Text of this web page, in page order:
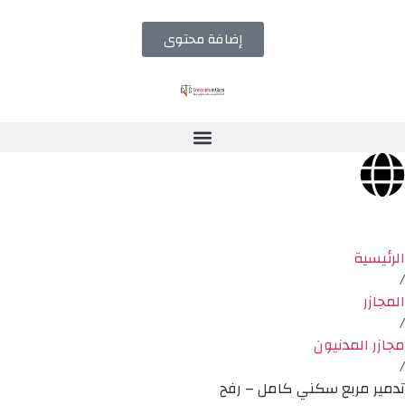
إضافة محتوى
الرئيسية
/
المجازر
/
مجازر المدنيون
/
تدمير مربع سكني كامل – رفح